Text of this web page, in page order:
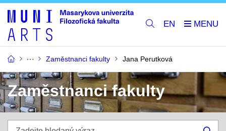
EN
Zaměstnanci fakulty Jana Perutková
Zaměstnanci fakulty